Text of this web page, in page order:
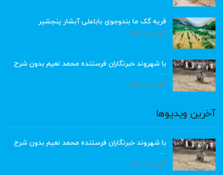
قریه گک ما بندوجوی باباعلی آبشار پنجشیر
آگوست 8, 2026
با شهروند خبرنگاران فرستنده محمد نعیم بدون شرح
…
آگوست 8, 2026
آخرین ویدیوها
با شهروند خبرنگاران فرستنده محمد نعیم بدون شرح
…
آگوست 8, 2026